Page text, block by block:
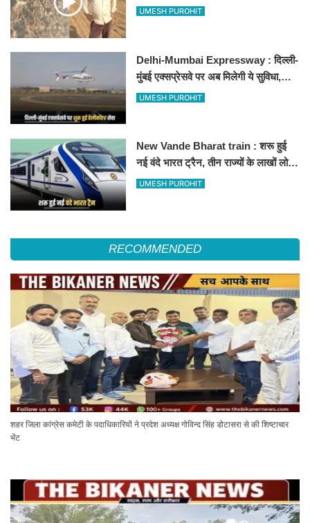
500-500 रुपए के नोट, वीडियो वायरल
UMESH PUROHIT
Delhi-Mumbai Expressway : दिल्ली-
मुंबई एक्सप्रेसवे पर अब मिलेगी ये सुविधा,
हेलीकॉप्टर सर्विस से तुरंत घायल पहुंचेगा
UMESH PUROHIT
New Vande Bharat train : शरू हुई
नई वंदे भारत ट्रैन, तीन राज्यों के लाखों लोगों
का सफर होगा आसान, देखें पूरा रूटमैप
UMESH PUROHIT
RECOMMENDED
शहर जिला कांग्रेस कमेटी के पदाधिकारियों ने प्रदेश अध्यक्ष गोविन्द सिंह डोटासरा से की शिष्टाचार
भेंट